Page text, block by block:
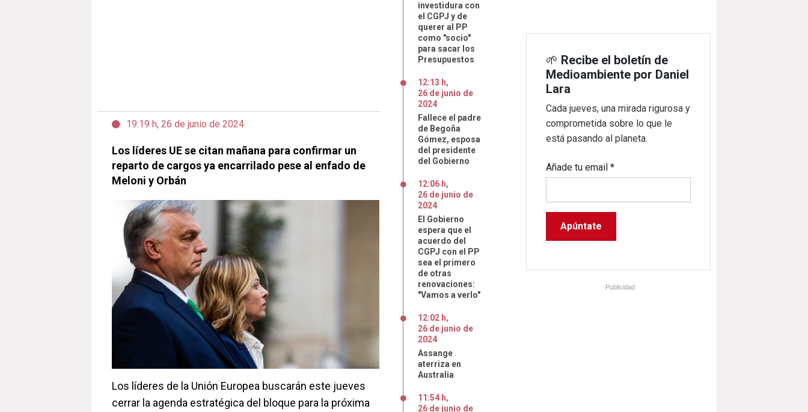
19:19 h, 26 de junio de 2024
Los líderes UE se citan mañana para confirmar un
reparto de cargos ya encarrilado pese al enfado de
Meloni y Orbán
Los líderes de la Unión Europea buscarán este jueves
cerrar la agenda estratégica del bloque para la próxima
investidura con
el CGPJ y de
querer al PP
como "socio"
para sacar los
Presupuestos
12:13 h,
26 de junio de
2024
Fallece el padre
de Begoña
Gómez, esposa
del presidente
del Gobierno
12:06 h,
26 de junio de
2024
El Gobierno
espera que el
acuerdo del
CGPJ con el PP
sea el primero
de otras
renovaciones:
"Vamos a verlo"
12:02 h,
26 de junio de
2024
Assange
aterriza en
Australia
11:54 h,
26 de junio de
🌱 Recibe el boletín de
Medioambiente por Daniel
Lara
Cada jueves, una mirada rigurosa y
comprometida sobre lo que le
está pasando al planeta.
Añade tu email*
Publicidad